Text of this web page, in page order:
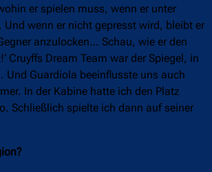
er spielen muss, wenn er unter
Und wenn er nicht gepresst wird, bleibt er
anzulocken… Schau, wie er den
Cruyffs Dream Team war der Spiegel, in
Und Guardiola beeinflusste uns auch
In der Kabine hatte ich den Platz
Schließlich spielte ich dann auf seiner